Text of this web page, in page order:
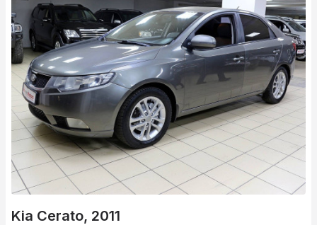
Kia Cerato, 2011